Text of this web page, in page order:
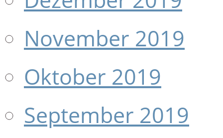
November 2019
Oktober 2019
September 2019